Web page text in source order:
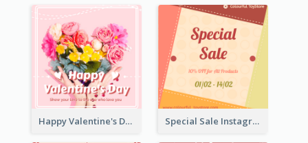
Happy Valentine's Day Instagram Post With Photo Special Sale Instagram Post In Orange Colour Tone